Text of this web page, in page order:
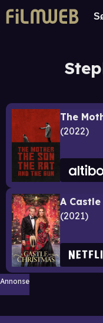
2022
A
2021
Annonse